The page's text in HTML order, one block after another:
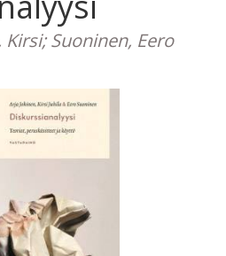
Kirsi; Suoninen, Eero